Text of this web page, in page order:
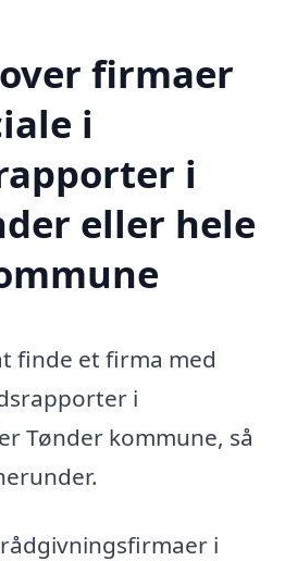
firmaer
i
i
eller hele
finde et firma med
i
Tønder kommune, så
i